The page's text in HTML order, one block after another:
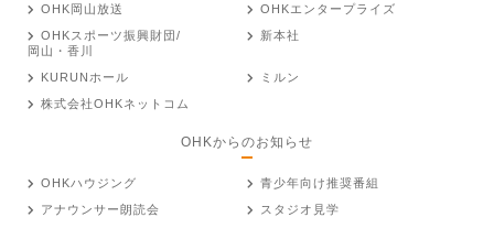
OHK岡山放送
OHKエンタープライズ
OHKスポーツ振興財団/
岡山・香川
新本社
KURUNホール
ミルン
株式会社OHKネットコム
OHKからのお知らせ
OHKハウジング
青少年向け推奨番組
アナウンサー朗読会
スタジオ見学